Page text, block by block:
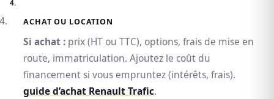
ACHAT OU LOCATION
Si achat : prix (HT ou TTC), options, frais de mise en
route, immatriculation. Ajoutez le coût du
financement si vous empruntez (intérêts, frais).
guide d’achat Renault Trafic.